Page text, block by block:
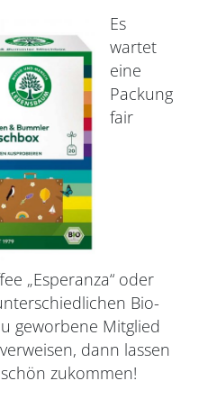
Es
wartet
eine
Packung
fair
„Esperanza“ oder
Bio-
geworbene Mitglied
dann lassen
zukommen!